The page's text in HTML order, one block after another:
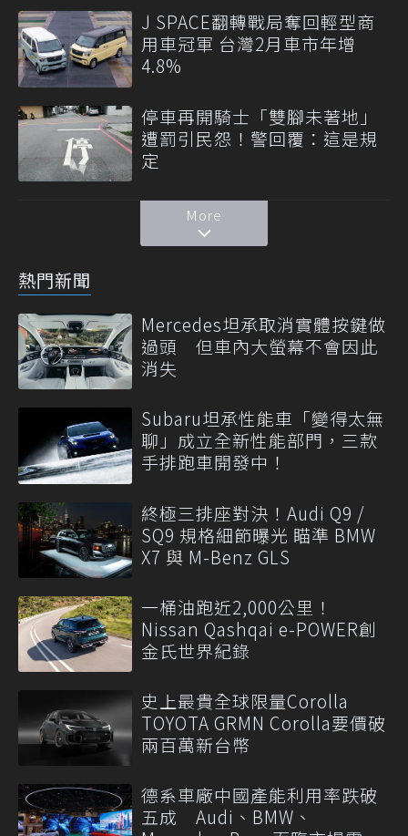
J SPACE翻轉戰局奪回輕型商
用車冠軍 台灣2月車市年增
4.8%
停車再開騎士「雙腳未著地」
遭罰引民怨！警回覆：這是規
定
More
熱門新聞
Mercedes坦承取消實體按鍵做
過頭 但車內大螢幕不會因此
消失
Subaru坦承性能車「變得太無
聊」成立全新性能部門，三款
手排跑車開發中！
終極三排座對決！Audi Q9 /
SQ9 規格細節曝光 瞄準 BMW
X7 與 M-Benz GLS
一桶油跑近2,000公里！
Nissan Qashqai e-POWER創
金氏世界紀錄
史上最貴全球限量Corolla
TOYOTA GRMN Corolla要價破
兩百萬新台幣
德系車廠中國產能利用率跌破
五成 Audi、BMW、